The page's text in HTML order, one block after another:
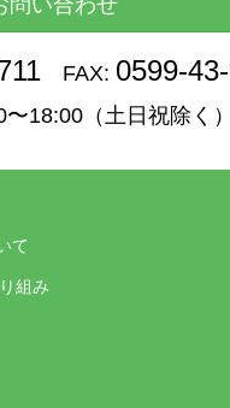
問い合わせ
FAX: 0599-
18:00（土日祝除く）
て
組み